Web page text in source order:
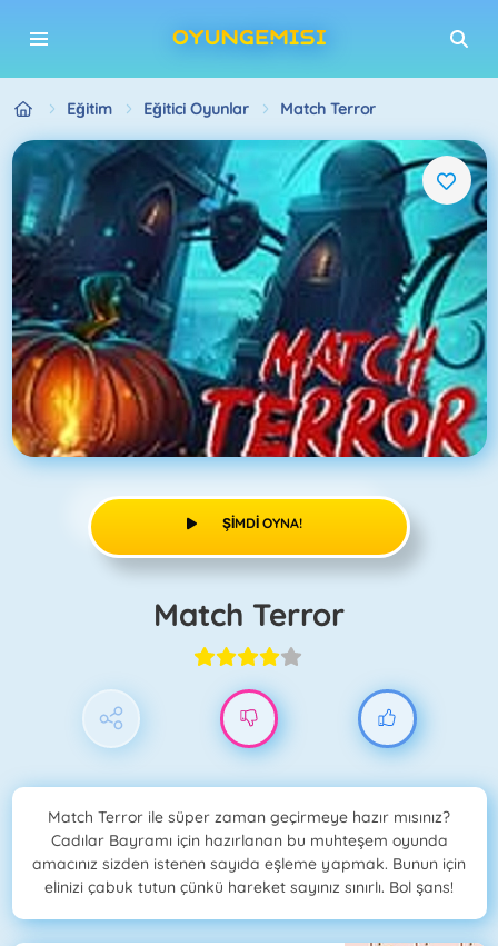
Eğitim Eğitici Oyunlar Match Terror
ŞIMDI OYNA!
Match Terror
Match Terror ile süper zaman geçirmeye hazır mısınız?
Cadılar Bayramı için hazırlanan bu muhteşem oyunda
amacınız sizden istenen sayıda eşleme yapmak. Bunun için
elinizi çabuk tutun çünkü hareket sayınız sınırlı. Bol şans!